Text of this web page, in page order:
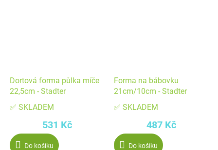
Dortová forma půlka míče
22,5cm - Stadter
✅ SKLADEM
531 Kč
Do košíku
Forma na bábovku
21cm/10cm - Stadter
✅ SKLADEM
487 Kč
Do košíku